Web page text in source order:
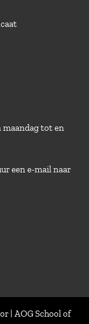
maandag tot en
een e-mail naar
| AOG School of